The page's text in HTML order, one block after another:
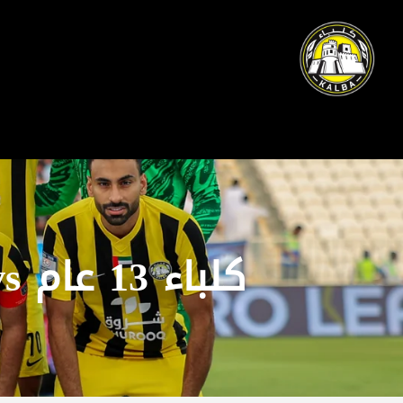
كلباء 13 عام vs خورفكان